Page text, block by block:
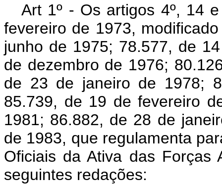
Art 1º - Os artigos 4º, 14
fevereiro de 1973,
junho de 1975; 78.577, de
de dezembro de 1976;
de 23 de janeiro de 1978;
85.739, de 19 de fevereiro
1981; 86.882, de 28 de
de 1983, que regulamenta
Oficiais da Ativa das Forças
seguintes redações: